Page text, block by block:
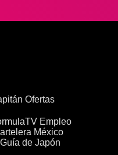
Ofertas
Empleo
México
Guía de Japón